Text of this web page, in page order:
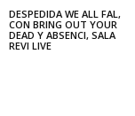
DESPEDIDA WE ALL FAL,
CON BRING OUT YOUR
DEAD Y ABSENCI, SALA
REVI LIVE